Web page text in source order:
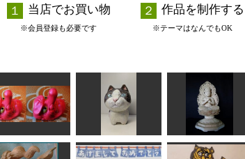
当店でお買い物
※会員登録も必要です
作品を制作する
※テーマはなんでもOK